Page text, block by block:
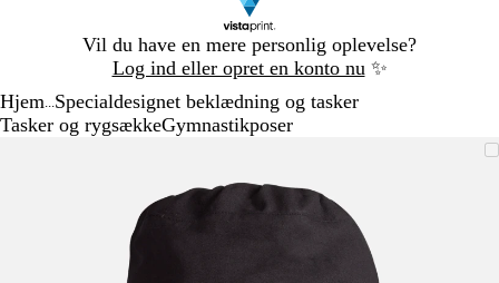
Vil du have en mere personlig oplevelse?
Log ind eller opret en konto nu ✨
1
Hjem Specialdesignet beklædning og tasker
Tasker og rygsækkeGymnastikposer
minimum
at
udvide
plus
og